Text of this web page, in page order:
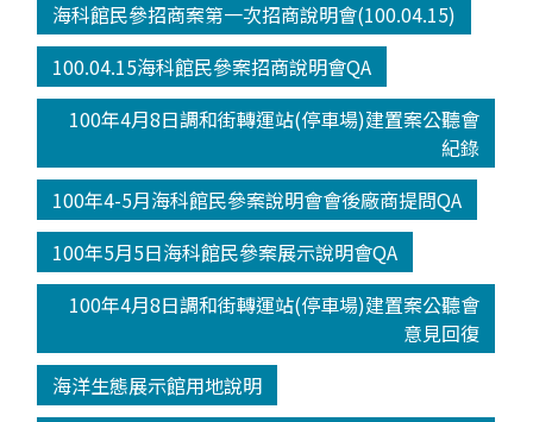
海科館民參招商案第一次招商說明會(100.04.15)
100.04.15海科館民參案招商說明會QA
100年4月8日調和街轉運站(停車場)建置案公聽會
紀錄
100年4-5月海科館民參案說明會會後廠商提問QA
100年5月5日海科館民參案展示說明會QA
100年4月8日調和街轉運站(停車場)建置案公聽會
意見回復
海洋生態展示館用地說明